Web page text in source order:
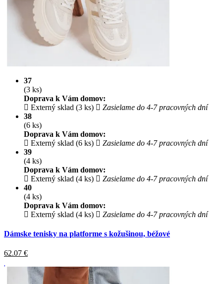
37
(3 ks)
Doprava k Vám domov:
Externý sklad (3 ks)
Zasielame do 4-7 pracovných dní
38
(6 ks)
Doprava k Vám domov:
Externý sklad (6 ks)
Zasielame do 4-7 pracovných dní
39
(4 ks)
Doprava k Vám domov:
Externý sklad (4 ks)
Zasielame do 4-7 pracovných dní
40
(4 ks)
Doprava k Vám domov:
Externý sklad (4 ks)
Zasielame do 4-7 pracovných dní
Dámske tenisky na platforme s kožušinou, béžové
62.07 €